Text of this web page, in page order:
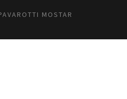
MOSTAR